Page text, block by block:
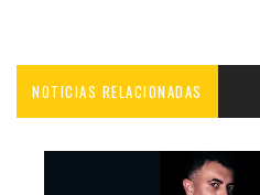
NOTICIAS RELACIONADAS